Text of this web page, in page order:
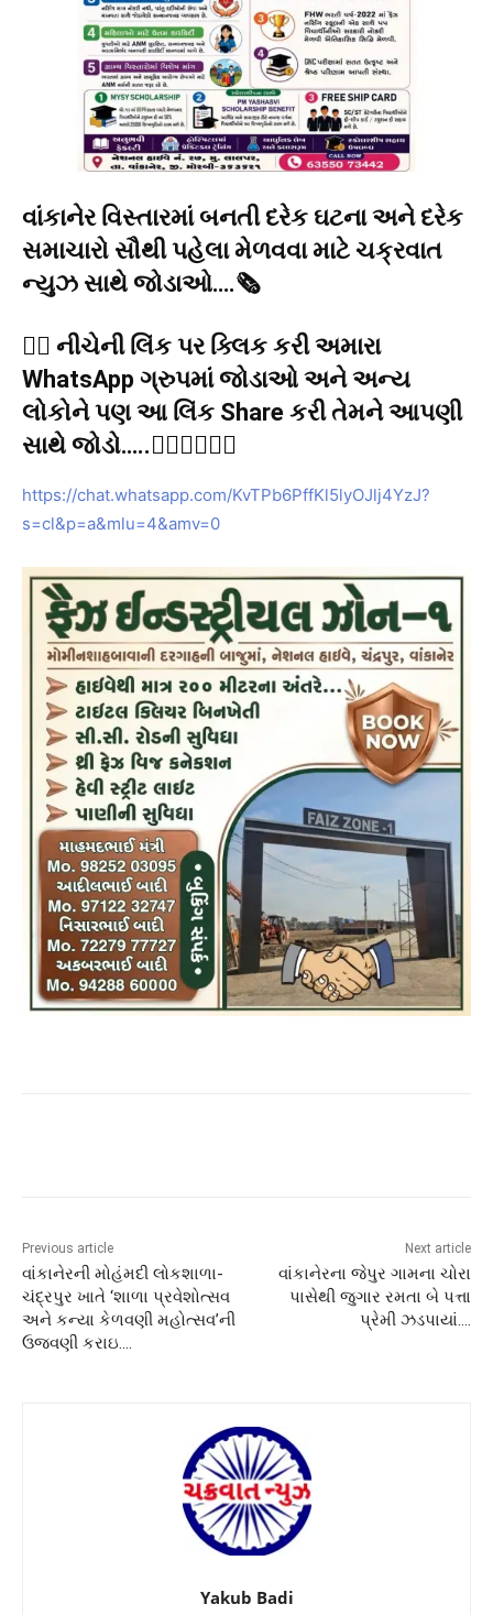
વાંકાનેર વિસ્તારમાં બનતી દરેક ઘટના અને દરેક
સમાચારો સૌથી પહેલા મેળવવા માટે ચક્રવાત
ન્યુઝ સાથે જોડાઓ….🗞️
👉🏻 નીચેની લિંક પર ક્લિક કરી અમારા
WhatsApp ગ્રુપમાં જોડાઓ અને અન્ય
લોકોને પણ આ લિંક Share કરી તેમને આપણી
સાથે જોડો…..👇🏻👇🏻👇🏻
https://chat.whatsapp.com/KvTPb6PffKl5lyOJlj4YzJ?
s=cl&p=a&mlu=4&amv=0
Previous article
વાંકાનેરની મોહંમદી લોકશાળા-
ચંદ્રપુર ખાતે ‘શાળા પ્રવેશોત્સવ
અને કન્યા કેળવણી મહોત્સવ’ની
ઉજવણી કરાઇ….
Next article
વાંકાનેરના જેપુર ગામના ચોરા
પાસેથી જુગાર રમતા બે પત્તા
પ્રેમી ઝડપાયાં….
Yakub Badi